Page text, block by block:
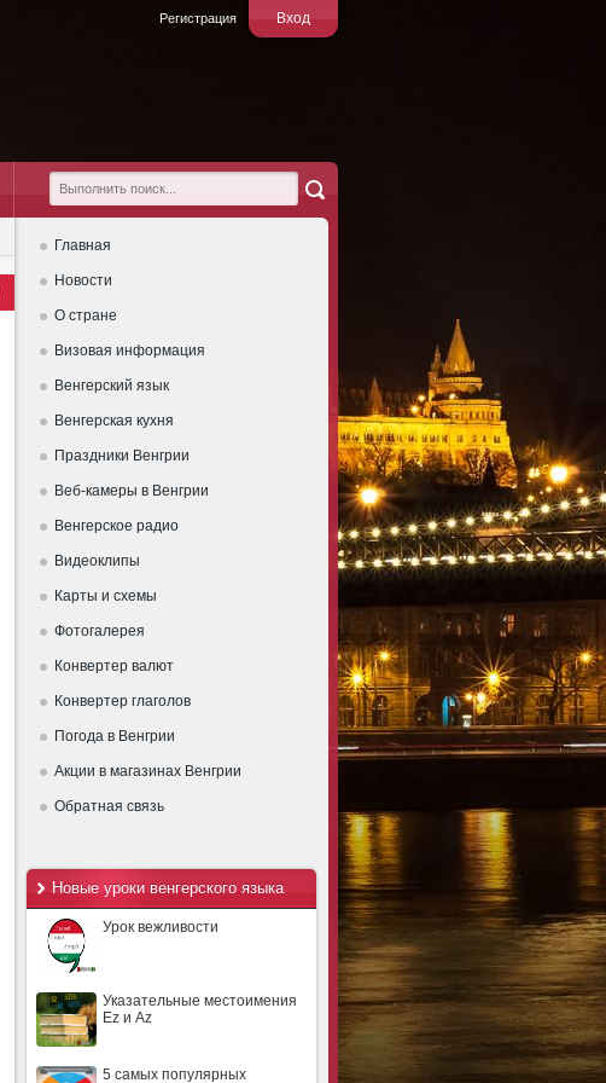
Вход
Регистрация
Главная
Новости
О стране
Визовая информация
Венгерский язык
Венгерская кухня
Праздники Венгрии
Веб-камеры в Венгрии
Венгерское радио
Видеоклипы
Карты и схемы
Фотогалерея
Конвертер валют
Конвертер глаголов
Погода в Венгрии
Акции в магазинах Венгрии
Обратная связь
Новые уроки венгерского языка
Урок вежливости
Указательные местоимения
Ez и Az
5 самых популярных